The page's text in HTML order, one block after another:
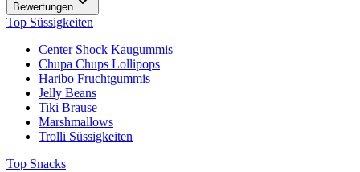
Bewertungen
Top Süssigkeiten
Center Shock Kaugummis
Chupa Chups Lollipops
Haribo Fruchtgummis
Jelly Beans
Tiki Brause
Marshmallows
Trolli Süssigkeiten
Top Snacks